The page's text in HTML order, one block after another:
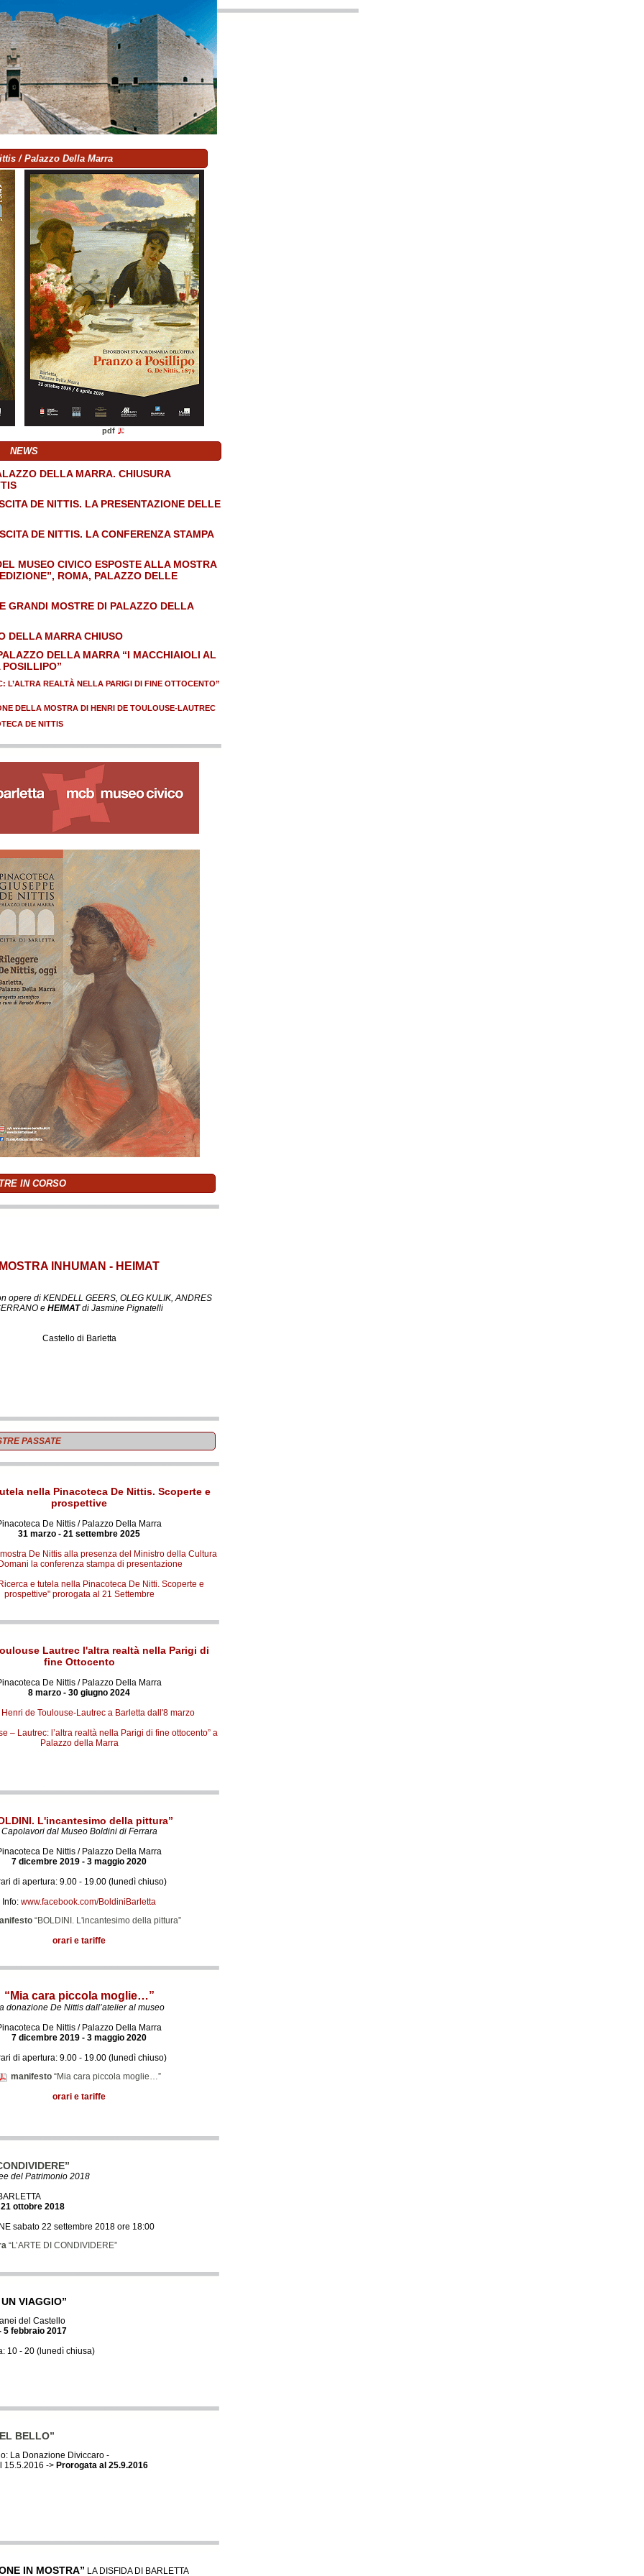
/ Palazzo Della Marra
pdf
NEWS
DELLA MARRA. CHIUSURA
DE NITTIS. LA PRESENTAZIONE DELLE
DE NITTIS. LA CONFERENZA STAMPA
MUSEO CIVICO ESPOSTE ALLA MOSTRA
ROMA, PALAZZO DELLE
GRANDI MOSTRE DI PALAZZO DELLA
DELLA MARRA CHIUSO
DELLA MARRA “I MACCHIAIOLI AL
POSILLIPO”
L’ALTRA REALTÀ NELLA PARIGI DI FINE OTTOCENTO”
DELLA MOSTRA DI HENRI DE TOULOUSE-LAUTREC
DE NITTIS
IN CORSO
INHUMAN - HEIMAT
opere di KENDELL GEERS, OLEG KULIK, ANDRES
e HEIMATdi Jasmine Pignatelli
Castello di Barletta
PASSATE
nella Pinacoteca De Nittis. Scoperte e
prospettive
De Nittis / Palazzo Della Marra
31 marzo - 21 settembre 2025
De Nittis alla presenza del Ministro della Cultura
la conferenza stampa di presentazione
e tutela nella Pinacoteca De Nitti. Scoperte e
prospettive" prorogata al 21 Settembre
Lautrec l'altra realtà nella Parigi di
fine Ottocento
De Nittis / Palazzo Della Marra
8 marzo - 30 giugno 2024
de Toulouse-Lautrec a Barletta dall'8 marzo
– Lautrec: l’altra realtà nella Parigi di fine ottocento” a
Palazzo della Marra
L'incantesimo della pittura”
Capolavori dal Museo Boldini di Ferrara
De Nittis / Palazzo Della Marra
7 dicembre 2019 - 3 maggio 2020
di apertura: 9.00 - 19.00 (lunedì chiuso)
Info: www.facebook.com/BoldiniBarletta
“BOLDINI. L'incantesimo della pittura”
orari e tariffe
“Mia cara piccola moglie…”
donazione De Nittis dall’atelier al museo
De Nittis / Palazzo Della Marra
7 dicembre 2019 - 3 maggio 2020
di apertura: 9.00 - 19.00 (lunedì chiuso)
manifesto “Mia cara piccola moglie…”
orari e tariffe
del Patrimonio 2018
ottobre 2018
sabato 22 settembre 2018 ore 18:00
“L’ARTE DI CONDIVIDERE”
VIAGGIO”
del Castello
5 febbraio 2017
10 - 20 (lunedì chiusa)
BELLO”
La Donazione Diviccaro -
15.5.2016 -> Prorogata al 25.9.2016
IN MOSTRA” LA DISFIDA DI BARLETTA